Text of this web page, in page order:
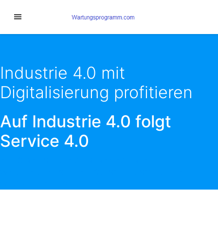
Industrie 4.0 mit
Digitalisierung profitieren
Auf Industrie 4.0 folgt
Service 4.0